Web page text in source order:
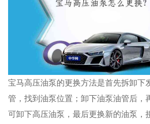
宝马高压油泵的更换方法是首先拆卸下
管，找到油泵位置；卸下油泵油管后，
可卸下高压油泵，最后更换新的油泵，